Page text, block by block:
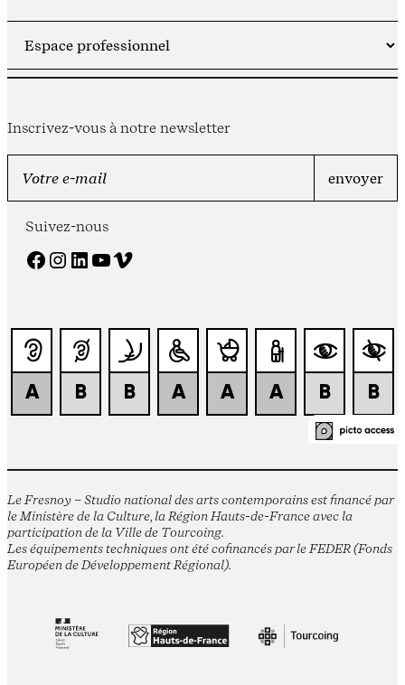
Inscrivez-vous à notre newsletter
Suivez-nous
Facebook Instagram LinkedIn YouTube Vimeo
Le Fresnoy – Studio national des arts contemporains est financé par
le Ministère de la Culture, la Région Hauts-de-France avec la
participation de la Ville de Tourcoing.
Les équipements techniques ont été cofinancés par le FEDER (Fonds
Européen de Développement Régional).